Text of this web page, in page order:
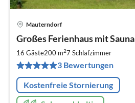
Mauterndorf
Großes Ferienhaus mit Sauna
16 Gäste200 m27 Schlafzimmer
3 Bewertungen
Kostenfreie Stornierung